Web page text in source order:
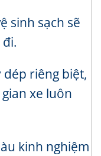
sinh sạch sẽ
dép riêng biệt,
xe luôn
kinh nghiệm